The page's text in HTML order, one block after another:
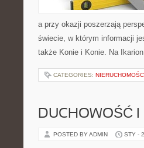
a przy okazji poszerzają
świecie, w którym informacji
także Konie i Konie. Na
CATEGORIES:
DUCHOWOŚĆ
POSTED BY ADMIN STY -